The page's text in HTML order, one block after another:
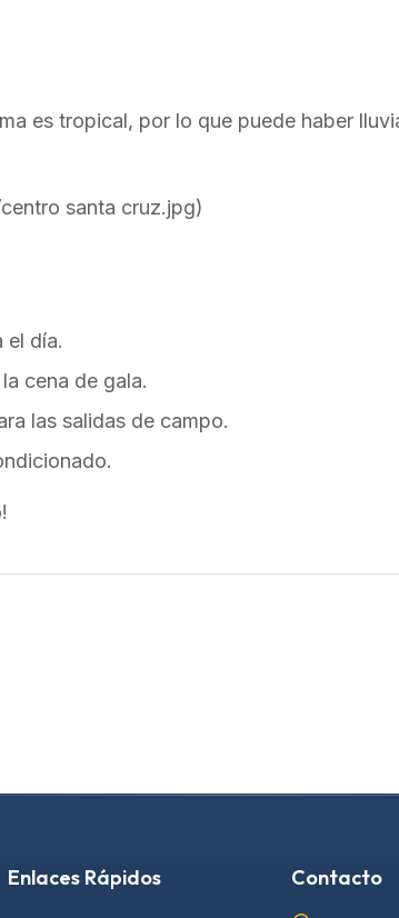
es tropical, por lo que puede haber
santa cruz.jpg)
el día.
cena de gala.
las salidas de campo.
Enlaces Rápidos Contacto